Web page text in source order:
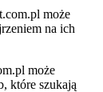
może
na ich
może
które szukają